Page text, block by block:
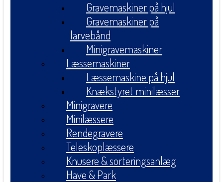
Gravemaskiner på hjul
Gravemaskiner på
larvebånd
Minigravemaskiner
Læssemaskiner
Læssemaskine på hjul
Knækstyret minilæsser
Minigravere
Minilæssere
Rendegravere
Teleskoplæssere
Knusere & sorteringsanlæg
Have & Park